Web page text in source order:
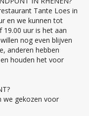
Tante Loes in
en we kunnen tot
19.00 uur is het aan
nog even blijven
anderen hebben
houden het voor
we gekozen voor